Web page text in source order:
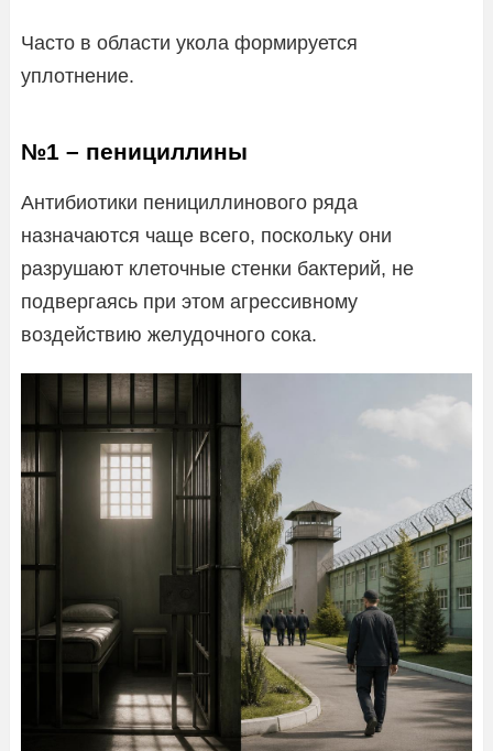
Часто в области укола формируется
уплотнение.
№1 – пенициллины
Антибиотики пенициллинового ряда
назначаются чаще всего, поскольку они
разрушают клеточные стенки бактерий, не
подвергаясь при этом агрессивному
воздействию желудочного сока.